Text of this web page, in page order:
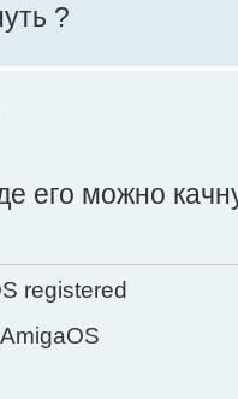
?
его можно
registered